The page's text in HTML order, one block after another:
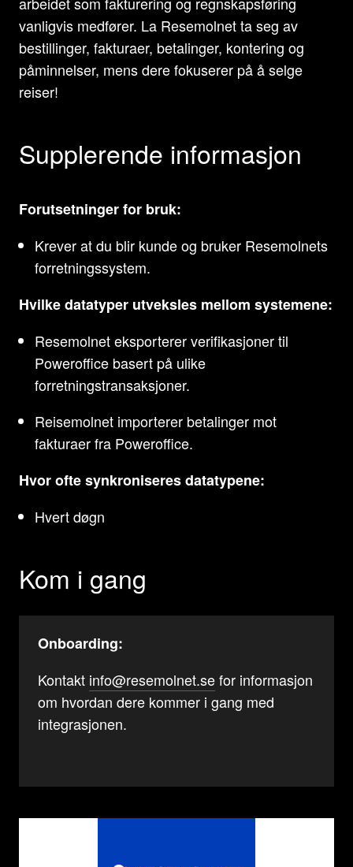
vanligvis medfører. La Resemolnet ta seg av
bestillinger, fakturaer, betalinger, kontering og
påminnelser, mens dere fokuserer på å selge
reiser!
Supplerende informasjon
Forutsetninger for bruk:
Krever at du blir kunde og bruker Resemolnets
forretningssystem.
Hvilke datatyper utveksles mellom systemene:
Resemolnet eksporterer verifikasjoner til
Poweroffice basert på ulike
forretningstransaksjoner.
Reisemolnet importerer betalinger mot
fakturaer fra Poweroffice.
Hvor ofte synkroniseres datatypene:
Hvert døgn
Kom i gang
Onboarding:
Kontakt info@resemolnet.sefor informasjon
om hvordan dere kommer i gang med
integrasjonen.